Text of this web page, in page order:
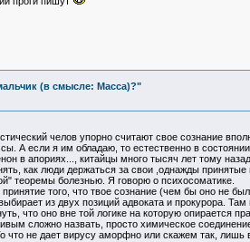
(в смысле: Масса)?"
челов упорно считают свое сознание
А если я им обладаю, то естественно в
в апориях..., китайцы много тысяч лет тому
как люди держаться за свои ,однажды
теоремы болезнью. Я говорю о психосоматике.
того, что твое сознание (чем бы оно не
из двух позиций адвоката и прокурора. Там
что оно вне той логике на которую опирается
сложно назвать, просто химическое
что не дает вирусу аморфно или скажем так,